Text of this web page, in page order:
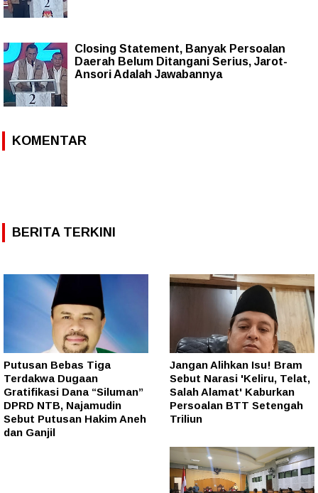
Closing Statement, Banyak Persoalan
Daerah Belum Ditangani Serius, Jarot-
Ansori Adalah Jawabannya
KOMENTAR
BERITA TERKINI
Putusan Bebas Tiga
Terdakwa Dugaan
Gratifikasi Dana “Siluman”
DPRD NTB, Najamudin
Sebut Putusan Hakim Aneh
dan Ganjil
Jangan Alihkan Isu! Bram
Sebut Narasi 'Keliru, Telat,
Salah Alamat' Kaburkan
Persoalan BTT Setengah
Triliun